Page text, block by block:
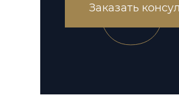
Заказать